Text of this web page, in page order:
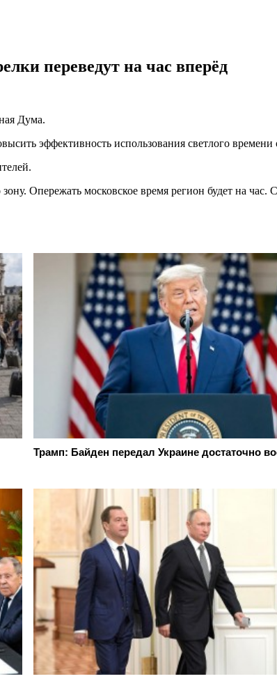
переведут на час вперёд
Дума.
эффективность использования светлого времени
зону. Опережать московское время регион будет на
Трамп: Байден передал Украине достаточно